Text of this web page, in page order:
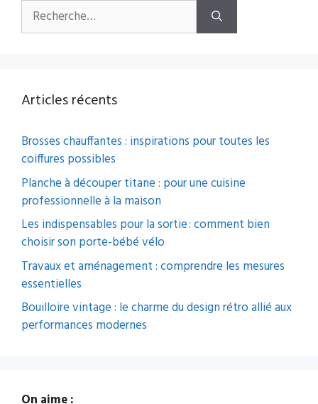
Rechercher :
Articles récents
Brosses chauffantes : inspirations pour toutes les
coiffures possibles
Planche à découper titane : pour une cuisine
professionnelle à la maison
Les indispensables pour la sortie : comment bien
choisir son porte-bébé vélo
Travaux et aménagement : comprendre les mesures
essentielles
Bouilloire vintage : le charme du design rétro allié aux
performances modernes